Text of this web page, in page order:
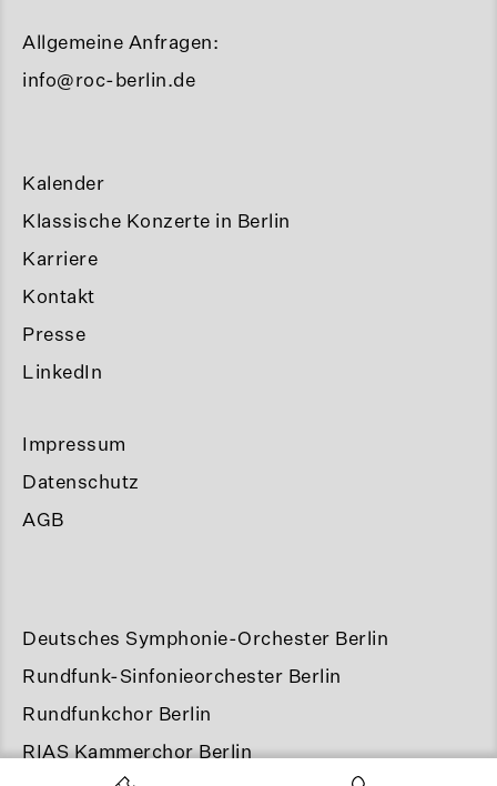
Allgemeine Anfragen:
info@roc-berlin.de
Kalender
Klassische Konzerte in Berlin
Karriere
Kontakt
Presse
LinkedIn
Impressum
Datenschutz
AGB
Deutsches Symphonie-Orchester Berlin
Rundfunk-Sinfonieorchester Berlin
Rundfunkchor Berlin
RIAS Kammerchor Berlin